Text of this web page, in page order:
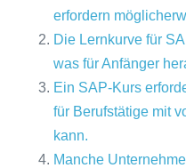
erfordern
Die Lernkurve für
was für Anfänger
Ein SAP-Kurs
für Berufstätige mit
kann.
Manche